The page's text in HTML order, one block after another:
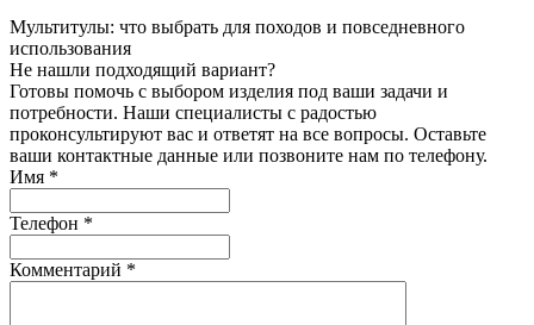
Мультитулы: что выбрать для походов и повседневного
использования
Не нашли подходящий вариант?
Готовы помочь с выбором изделия под ваши задачи и
потребности. Наши специалисты с радостью
проконсультируют вас и ответят на все вопросы. Оставьте
ваши контактные данные или позвоните нам по телефону.
Имя *
Телефон *
Комментарий *